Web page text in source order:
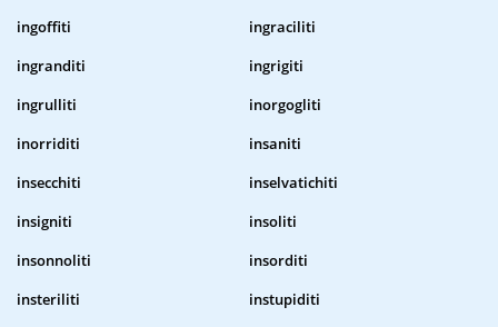
ingoffiti
ingraciliti
ingranditi
ingrigiti
ingrulliti
inorgogliti
inorriditi
insaniti
insecchiti
inselvatichiti
insigniti
insoliti
insonnoliti
insorditi
insteriliti
instupiditi